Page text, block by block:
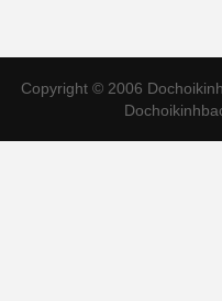
Copyright © 2006